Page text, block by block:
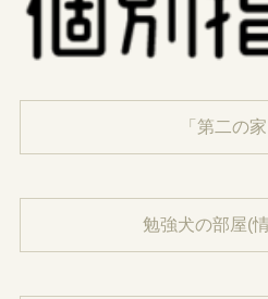
「第二の
勉強犬の部屋(